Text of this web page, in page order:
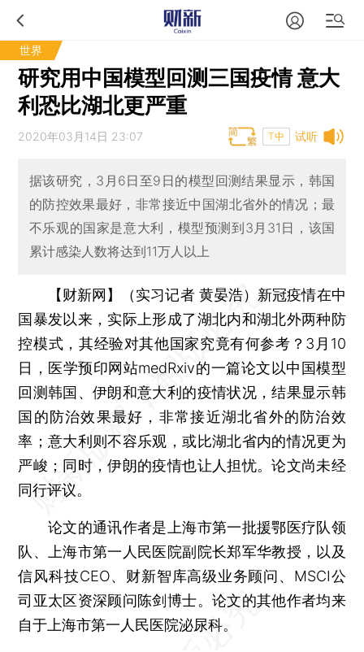
世界
研究用中国模型回测三国疫情 意大
利恐比湖北更严重
试听
2020年03月14日 23:07 T中
据该研究，3月6日至9日的模型回测结果显示，韩国
的防控效果最好，非常接近中国湖北省外的情况；最
不乐观的国家是意大利，模型预测到3月31日，该国
累计感染人数将达到11万人以上
【财新网】（实习记者 黄晏浩） 新冠疫情在中
国暴发以来，实际上形成了湖北内和湖北外两种防
控模式，其经验对其他国家究竟有何参考？3月10
日，医学预印网站medRxiv的一篇论文以中国模型
回测韩国、伊朗和意大利的疫情状况，结果显示韩
国的防治效果最好，非常接近湖北省外的防治效
率；意大利则不容乐观，或比湖北省内的情况更为
严峻；同时，伊朗的疫情也让人担忧。论文尚未经
同行评议。
论文的通讯作者是上海市第一批援鄂医疗队领
队、上海市第一人民医院副院长郑军华教授，以及
信风科技CEO、财新智库高级业务顾问、MSCI公
司亚太区资深顾问陈剑博士。论文的其他作者均来
自于上海市第一人民医院泌尿科。